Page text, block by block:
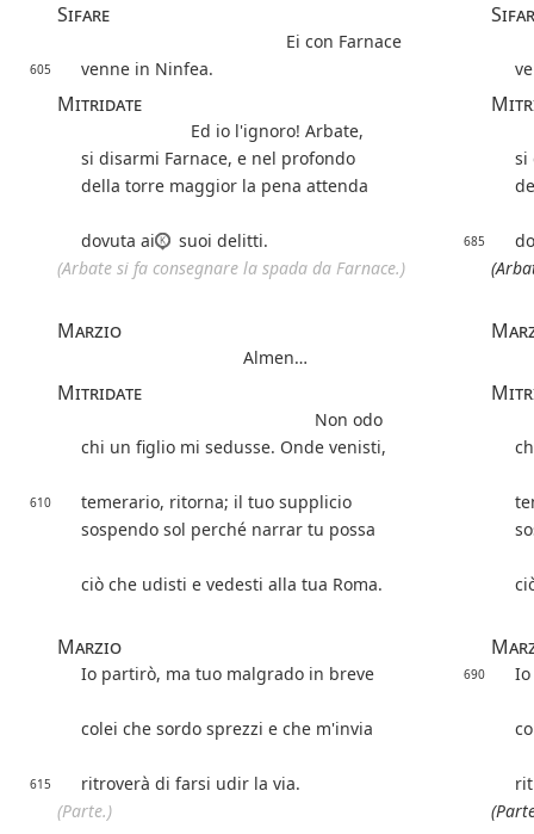
Sifare
Ei con Farnace
605 venne in Ninfea.
Mitridate
Ed io l'ignoro! Arbate,
si disarmi Farnace, e nel profondo
si
della torre maggior la pena attenda
dovuta ai suoi delitti. 685
(Arbate si fa consegnare la spada da Farnace.)
Marzio
Almen…
Mitridate
Non odo
chi un figlio mi sedusse. Onde venisti,
610 temerario, ritorna; il tuo supplicio
sospendo sol perché narrar tu possa
ciò che udisti e vedesti alla tua Roma.
Marzio
Io partirò, ma tuo malgrado in breve 690
colei che sordo sprezzi e che m'invia
615 ritroverà di farsi udir la via.
(Parte.)